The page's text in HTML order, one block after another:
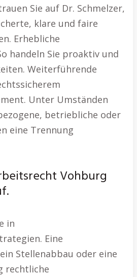
Sie auf Dr. Schmelzer,
klare und faire
Erhebliche
handeln Sie proaktiv und
Weiterführende
Unter Umständen
betriebliche oder
eine Trennung
Vohburg
in
Eine
Stellenabbau oder eine
rechtliche